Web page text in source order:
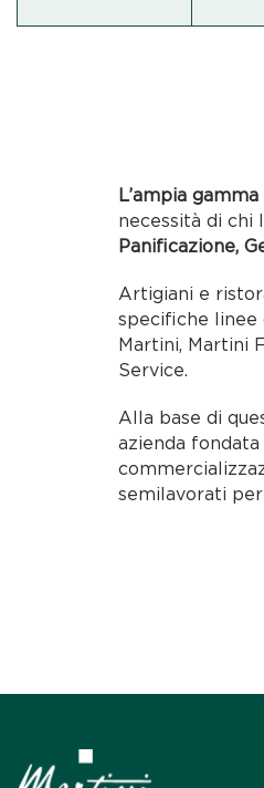
L’ampia
necessità di chi
Panificazione,
Artigiani e
specifiche linee
Martini, Martini
Service.
Alla base di
azienda
semilavorati